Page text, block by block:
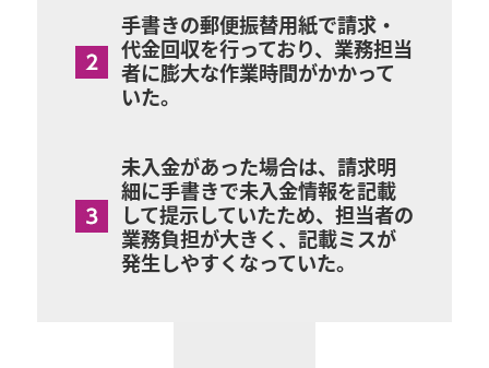
手書きの郵便振替用紙で請求・
代金回収を行っており、業務担当
者に膨大な作業時間がかかって
いた。
未入金があった場合は、請求明
細に手書きで未入金情報を記載
して提示していたため、担当者の
業務負担が大きく、記載ミスが
発生しやすくなっていた。